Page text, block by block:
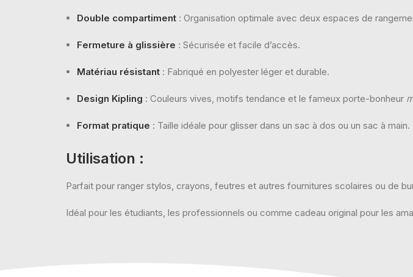
Double compartiment : Organisation optimale avec deux espaces de
Fermeture à glissière : Sécurisée et facile d’accès.
Matériau résistant : Fabriqué en polyester léger et durable.
Design Kipling : Couleurs vives, motifs tendance et le fameux porte-bonheur
Format pratique : Taille idéale pour glisser dans un sac à dos ou un sac à main.
Utilisation :
Parfait pour ranger stylos, crayons, feutres et autres fournitures scolaires ou de
Idéal pour les étudiants, les professionnels ou comme cadeau original pour les